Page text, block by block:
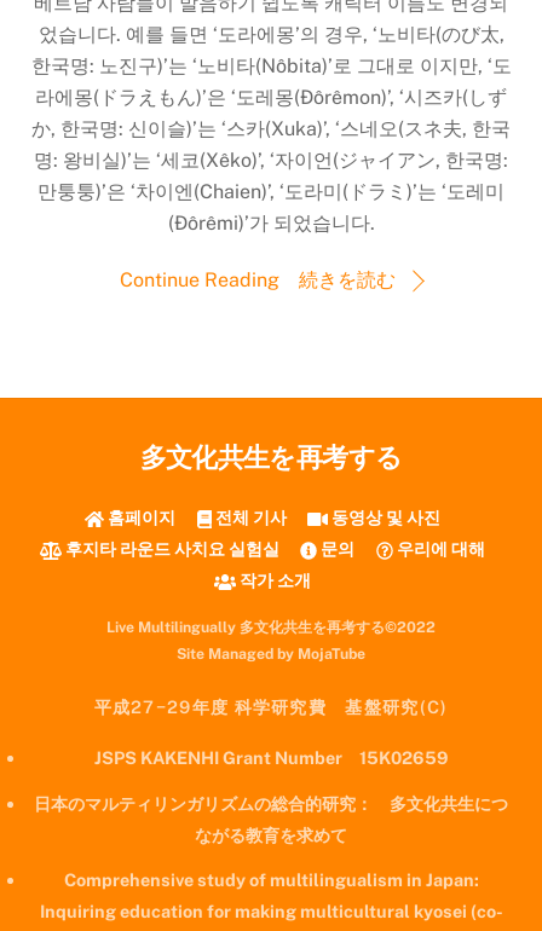
었습니다. 예를 들면 ‘도라에몽’의 경우, ‘노비타(のび太,
한국명: 노진구)’는 ‘노비타(Nôbita)’로 그대로 이지만, ‘도
라에몽(ドラえもん)’은 ‘도레몽(Đôrêmon)’, ‘시즈카(しず
か, 한국명: 신이슬)’는 ‘스카(Xuka)’, ‘스네오(スネ夫, 한국
명: 왕비실)’는 ‘세코(Xêko)’, ‘자이언(ジャイアン, 한국명:
만퉁퉁)’은 ‘차이엔(Chaien)’, ‘도라미(ドラミ)’는 ‘도레미
(Đôrêmi)’가 되었습니다.
Continue Reading 続きを読む
多文化共生を再考する
홈페이지 전체 기사
동영상 및 사진
후지타 라운드 사치요 실험실
문의
우리에 대해
작가 소개
Live Multilingually 多文化共生を再考する©2022
Site Managed by MojaTube
平成27−29年度 科学研究費 基盤研究(C)
JSPS KAKENHI Grant Number 15K02659
日本のマルティリンガリズムの総合的研究： 多文化共生につ
ながる教育を求めて
Comprehensive study of multilingualism in Japan:
Inquiring education for making multicultural kyosei (co-